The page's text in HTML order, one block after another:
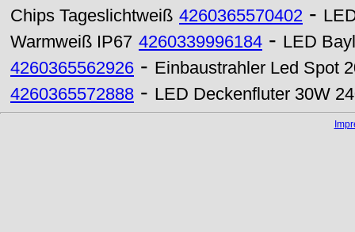
Chips Tageslichtweiß 4260365570402 -
Warmweiß IP67 4260339996184 - LED
4260365562926 - Einbaustrahler Led Spot
4260365572888 - LED Deckenfluter 30W